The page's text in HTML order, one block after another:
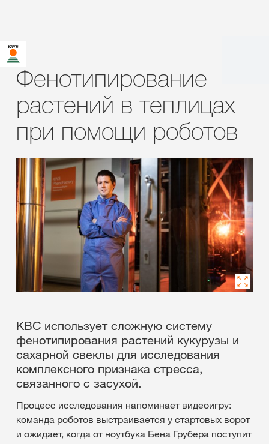
Фенотипирование
растений в теплицах
при помощи роботов
КВС использует сложную систему
фенотипирования растений кукурузы и
сахарной свеклы для исследования
комплексного признака стресса,
связанного с засухой.
Процесс исследования напоминает видеоигру:
команда роботов выстраивается у стартовых ворот
и ожидает, когда от ноутбука Бена Грубера поступит